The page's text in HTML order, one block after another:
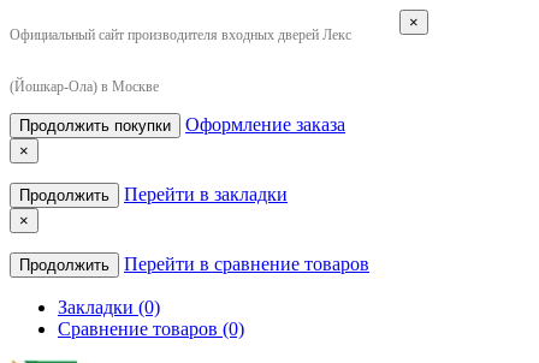
Официальный сайт производителя входных дверей Лекс
(Йошкар-Ола) в Москве
×
Продолжить покупки Оформление заказа
×
Продолжить Перейти в закладки
×
Продолжить Перейти в сравнение товаров
Закладки (0)
Сравнение товаров (0)